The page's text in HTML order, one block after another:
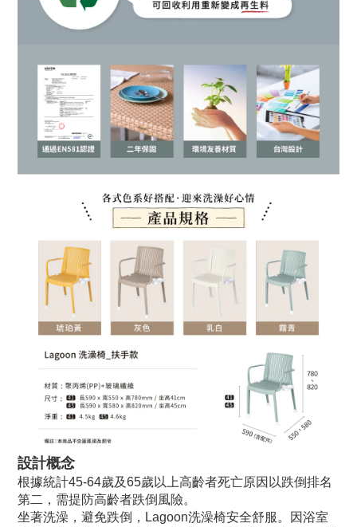
設計概念
根據統計45-64歲及65歲以上高齡者死亡原因以跌倒排名
第二，需提防高齡者跌倒風險。
坐著洗澡，避免跌倒，Lagoon洗澡椅安全舒服。因浴室